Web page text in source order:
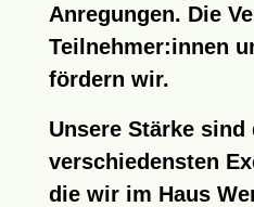
Anregungen. Die
Teilnehmer:innen
fördern wir.
Unsere Stärke sind
verschiedensten
die wir im Haus